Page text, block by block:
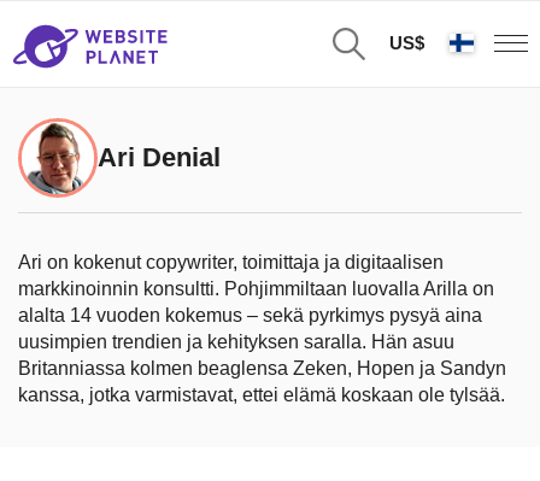
US$
Ari Denial
Ari on kokenut copywriter, toimittaja ja digitaalisen
markkinoinnin konsultti. Pohjimmiltaan luovalla Arilla on
alalta 14 vuoden kokemus – sekä pyrkimys pysyä aina
uusimpien trendien ja kehityksen saralla. Hän asuu
Britanniassa kolmen beaglensa Zeken, Hopen ja Sandyn
kanssa, jotka varmistavat, ettei elämä koskaan ole tylsää.